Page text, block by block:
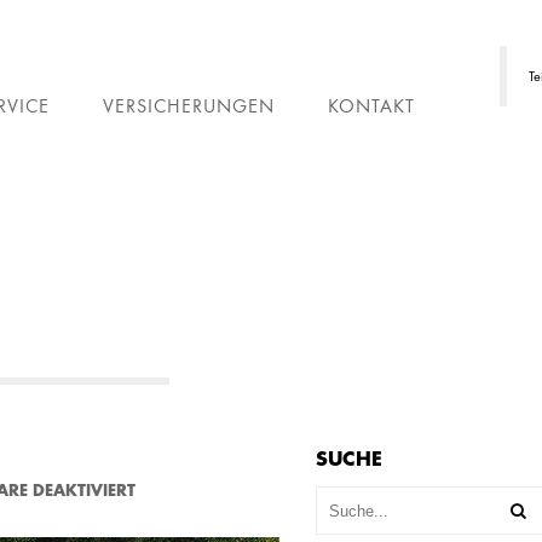
VERSICHERUNGEN KONTAKT
DEAKTIVIERTF
SUCHE